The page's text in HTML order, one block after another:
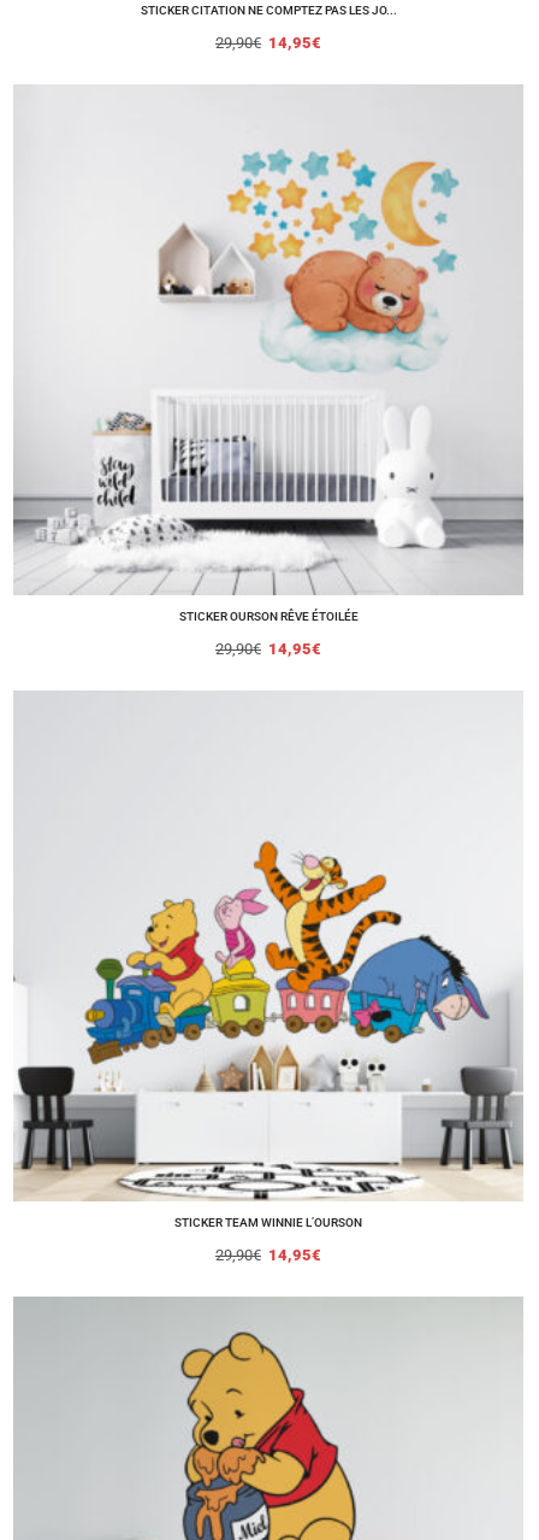
STICKER CITATION NE COMPTEZ PAS LES JO...
29,90€ 14,95€
STICKER OURSON RÊVE ÉTOILÉE
29,90€ 14,95€
STICKER TEAM WINNIE L’OURSON
29,90€ 14,95€